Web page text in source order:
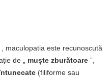
, maculopatia este recunoscută
de „ muște zburătoare ”,
(filiforme sau